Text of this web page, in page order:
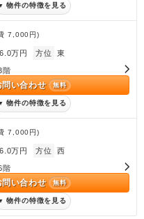
物件の特徴を見る
7,000円)
6.0万円 方位 東
階
問い合わせ 無料
物件の特徴を見る
7,000円)
6.0万円 方位 西
階
問い合わせ 無料
物件の特徴を見る